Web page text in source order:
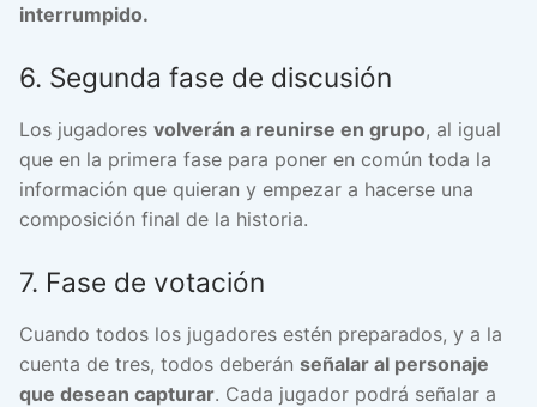
interrumpido.
6. Segunda fase de discusión
Los jugadores volverán a reunirse en grupo, al igual
que en la primera fase para poner en común toda la
información que quieran y empezar a hacerse una
composición final de la historia.
7. Fase de votación
Cuando todos los jugadores estén preparados, y a la
cuenta de tres, todos deberán señalar al personaje
que desean capturar. Cada jugador podrá señalar a